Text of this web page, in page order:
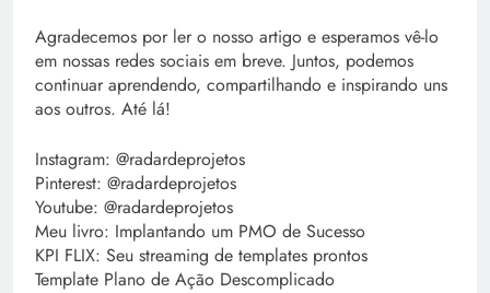
Agradecemos por ler o nosso artigo e esperamos vê-lo
em nossas redes sociais em breve. Juntos, podemos
continuar aprendendo, compartilhando e inspirando uns
aos outros. Até lá!
Instagram: @radardeprojetos
Pinterest: @radardeprojetos
Youtube: @radardeprojetos
Meu livro: Implantando um PMO de Sucesso
KPI FLIX: Seu streaming de templates prontos
Template Plano de Ação Descomplicado